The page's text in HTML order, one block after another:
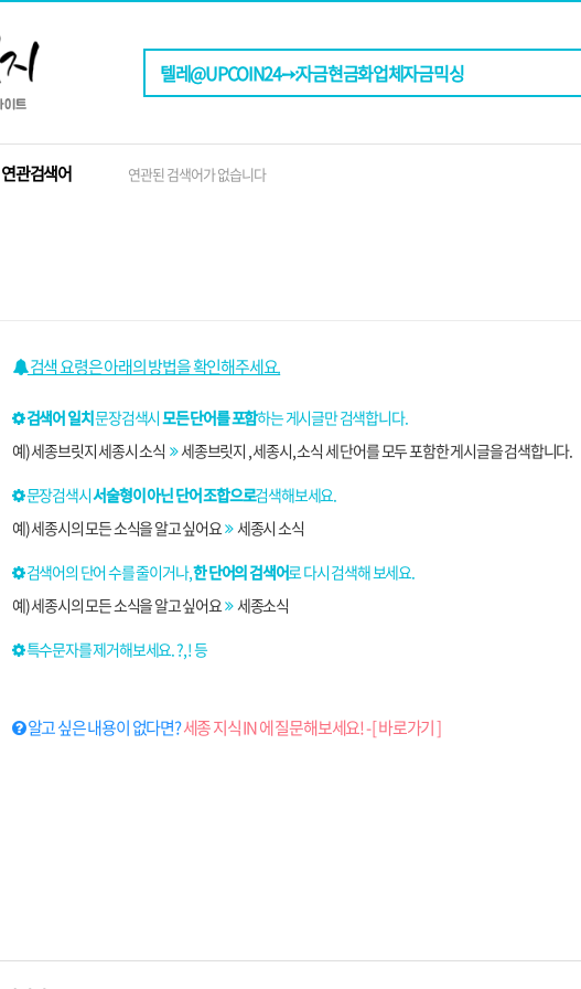
연관검색어 연관된 검색어가 없습니다
검색 요령은 아래의 방법을 확인해주세요.
검색어 일치문장검색시모든 단어를 포함하는 게시글만 검색합니다.
예) 세종브릿지 세종시 소식 세종브릿지 , 세종시, 소식 세 단어를 모두 포함한 게시글을 검색합니다.
문장검색시서술형이 아닌 단어 조합으로검색해보세요.
예) 세종시의 모든 소식을 알고 싶어요 세종시 소식
검색어의 단어 수를 줄이거나,한 단어의 검색어로 다시 검색해 보세요.
예) 세종시의 모든 소식을 알고 싶어요 세종소식
특수문자를 제거해보세요. ?, ! 등
알고 싶은 내용이 없다면?세종 지식 IN 에 질문해보세요! - [ 바로가기 ]